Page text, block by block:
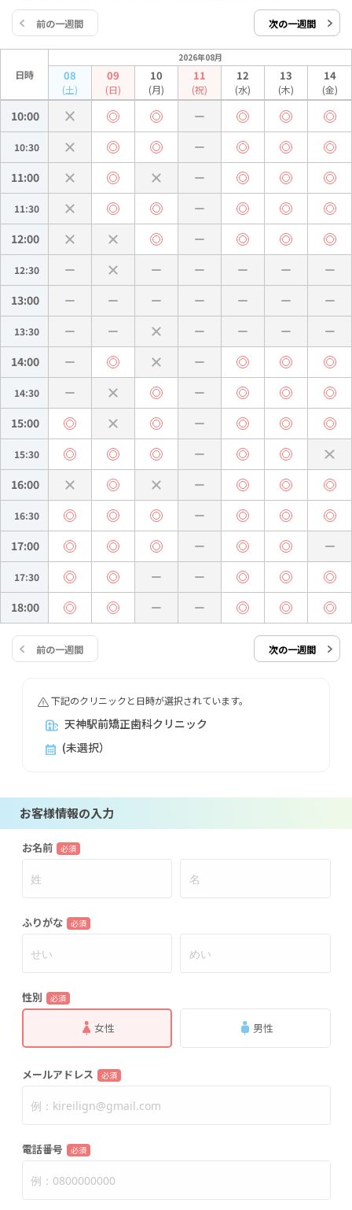
前の一週間 次の一週間
日時
2026年08月
08
(土)
09
(日)
10
(月)
11
(祝)
12
(水)
13
(木)
14
(金)
10:00
10:30
11:00
11:30
12:00
12:30
13:00
13:30
14:00
14:30
15:00
15:30
16:00
16:30
17:00
17:30
18:00
前の一週間 次の一週間
下記のクリニックと日時が選択されています。
天神駅前矯正歯科クリニック
(未選択）
お客様情報の入力
お名前 必須
ふりがな 必須
性別 必須
女性 男性
メールアドレス 必須
電話番号 必須